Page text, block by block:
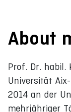
About
Prof. Dr. habil.
Universität
2014 an der
mehrjähriger